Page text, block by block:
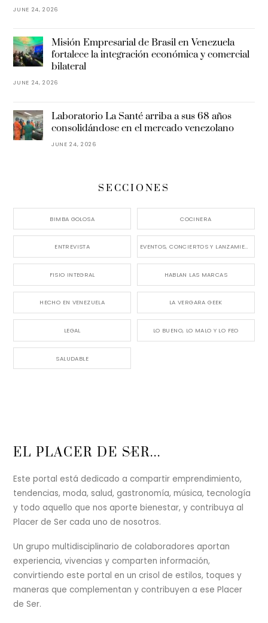
JUNE 24, 2026
Misión Empresarial de Brasil en Venezuela
fortalece la integración económica y comercial
bilateral
JUNE 24, 2026
Laboratorio La Santé arriba a sus 68 años
consolidándose en el mercado venezolano
JUNE 24, 2026
SECCIONES
BIMBA GOLOSA COCINERA
ENTREVISTA EVENTOS, CONCIERTOS Y LANZAMIENTOS
FISIO INTEGRAL HABLAN LAS MARCAS
HECHO EN VENEZUELA LA VERGARA GEEK
LEGAL LO BUENO, LO MALO Y LO FEO
SALUDABLE
Back
Top
EL PLACER DE SER...
Este portal está dedicado a compartir emprendimiento,
tendencias, moda, salud, gastronomía, música, tecnología
y todo aquello que nos aporte bienestar, y contribuya al
Placer de Ser cada uno de nosotros.
Un grupo multidisciplinario de colaboradores aportan
experiencia, vivencias y comparten información,
convirtiendo este portal en un crisol de estilos, toques y
maneras que complementan y contribuyen a ese Placer
de Ser.